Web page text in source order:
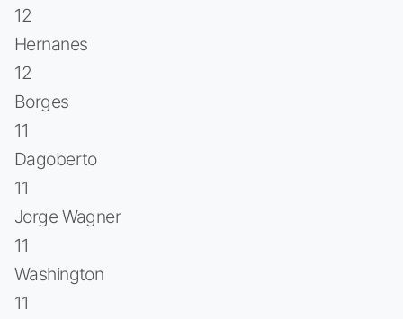
12
Hernanes
12
Borges
11
Dagoberto
11
Jorge Wagner
11
Washington
11